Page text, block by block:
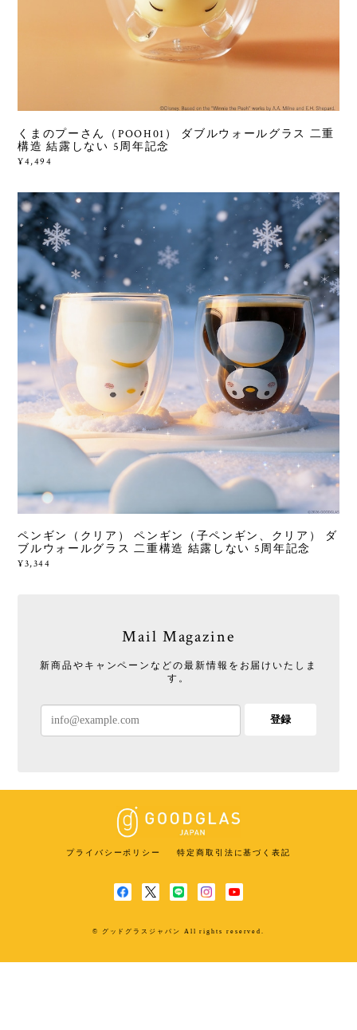
くまのプーさん（POOH01） ダブルウォールグラス 二重
構造 結露しない 5周年記念
¥4,494
ペンギン（クリア） ペンギン（子ペンギン、クリア） ダ
ブルウォールグラス 二重構造 結露しない 5周年記念
¥3,344
Mail Magazine
新商品やキャンペーンなどの最新情報をお届けいたしま
す。
登録
プライバシーポリシー 特定商取引法に基づく表記
© グッドグラスジャパン All rights reserved.